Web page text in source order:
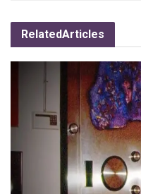
RelatedArticles